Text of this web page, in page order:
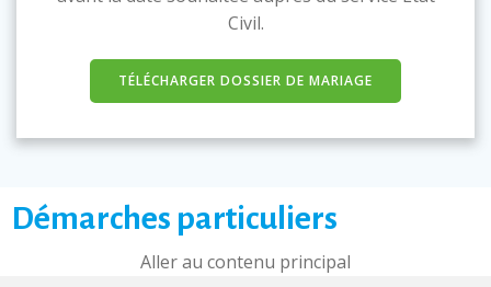
Civil.
TÉLÉCHARGER DOSSIER DE MARIAGE
Démarches particuliers
Aller au contenu principal